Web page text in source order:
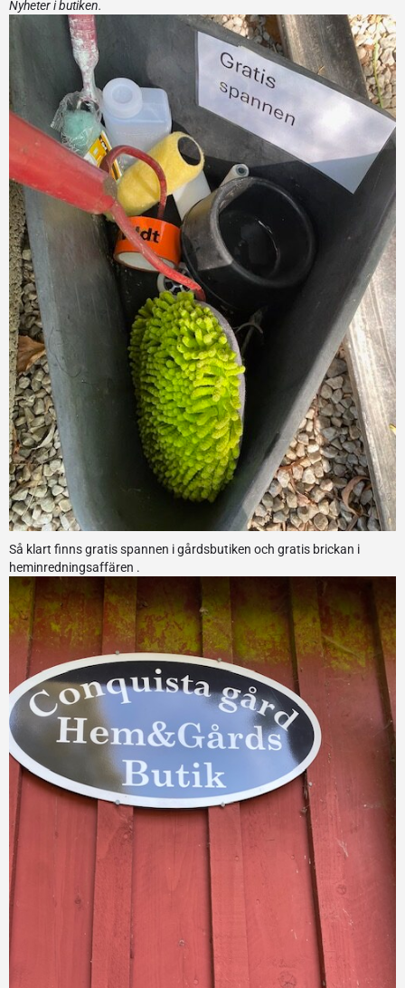
Nyheter i butiken.
Så klart finns gratis spannen i gårdsbutiken och gratis brickan i
heminredningsaffären .